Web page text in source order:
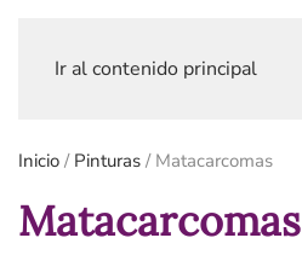
Ir al contenido principal
Inicio / Pinturas / Matacarcomas
Matacarcomas